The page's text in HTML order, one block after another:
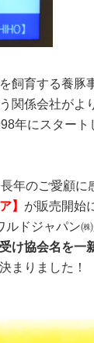
飼育する養豚
関係会社がよ
年にスタート
長年のご愛顧に
】 が販売開始
ルドジャパン
け協会名を一
まりました！